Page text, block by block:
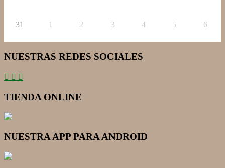
31 1 2 3 4 5 6
NUESTRAS REDES SOCIALES
TIENDA ONLINE
NUESTRA APP PARA ANDROID